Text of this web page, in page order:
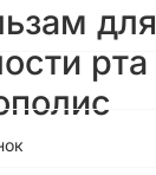
для
рта